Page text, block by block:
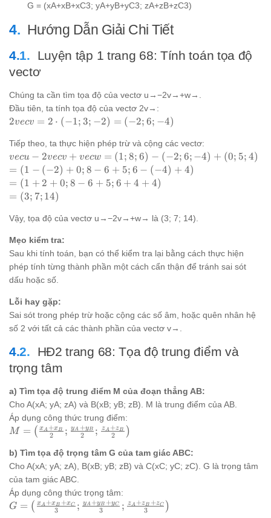
G = (xA+xB+xC3; yA+yB+yC3; zA+zB+zC3)
Hướng Dẫn Giải Chi Tiết
Luyện tập 1 trang 68: Tính toán tọa độ
vectơ
Chúng ta cần tìm tọa độ của vectơ u→−2v→+w→.
Đầu tiên, ta tính tọa độ của vectơ 2v→:
2vec{v}
\cdot
(-1; 3;
-2) =
(-2; 6;
-4)
2vecv = 2 ⋅ (−1; 3; −2) = (−2; 6; −4)
Tiếp theo, ta thực hiện phép trừ và cộng các vectơ:
vec{u}
-
2vec{v}
vec{w}
= (1; 8;
6; -4) +
(0; 5; 4)
vecu − 2vecv + vecw = (1; 8; 6) − (−2; 6; −4) + (0; 5; 4)
=
(1 -
(-2)
0; 8
+
5; 6
-
(-4)
4)
= (1 − (−2) + 0; 8 − 6 + 5; 6 − (−4) + 4)
=
(1
2
0;
8
-
6
5;
6
+
+
4)
= (1 + 2 + 0; 8 − 6 + 5; 6 + 4 + 4)
=
7;
= (3; 7; 14)
Vậy, tọa độ của vectơ u→−2v→+w→ là (3; 7; 14).
Mẹo kiểm tra:
Sau khi tính toán, bạn có thể kiểm tra lại bằng cách thực hiện
phép tính từng thành phần một cách cẩn thận để tránh sai sót
dấu hoặc số.
Lỗi hay gặp:
Sai sót trong phép trừ hoặc cộng các số âm, hoặc quên nhân hệ
số 2 với tất cả các thành phần của vectơ v→.
HĐ2 trang 68: Tọa độ trung điểm và
trọng tâm
a) Tìm tọa độ trung điểm M của đoạn thẳng AB:
Cho A(xA; yA; zA) và B(xB; yB; zB). M là trung điểm của AB.
Áp dụng công thức trung điểm:
M =
+ x_B}{2};
\frac{y_A +
y_B}{2};
\frac{z_A +
z_B}{2}\right)
M = ( 2
xA +xB ; 2
yA +yB ; 2
zA +zB )
b) Tìm tọa độ trọng tâm G của tam giác ABC:
Cho A(xA; yA; zA), B(xB; yB; zB) và C(xC; yC; zC). G là trọng tâm
của tam giác ABC.
Áp dụng công thức trọng tâm:
G =
G = ( 3
xA +xB +xC ; 3
yA +yB +yC ; 3
zA +zB +zC )